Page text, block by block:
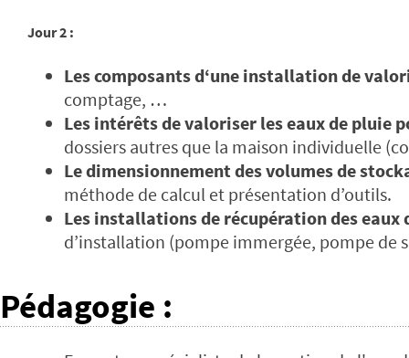
Jour 2 :
Les composants d‘une installation de
comptage, …
Les intérêts de valoriser les eaux de pluie
dossiers autres que la maison individuelle
Le dimensionnement des volumes de
méthode de calcul et présentation d’outils.
Les installations de récupération des eaux
d’installation (pompe immergée, pompe de
Pédagogie :